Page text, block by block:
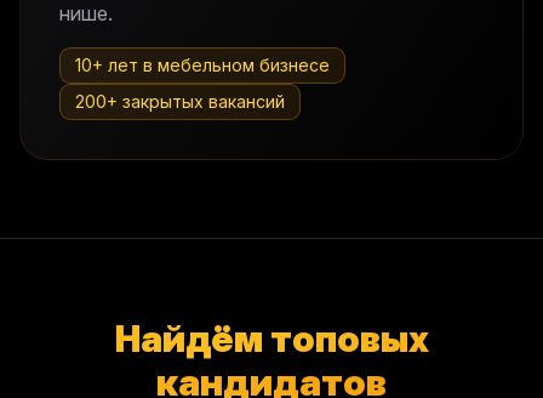
нише.
10+ лет в мебельном бизнесе
200+ закрытых вакансий
Найдём топовых
кандидатов